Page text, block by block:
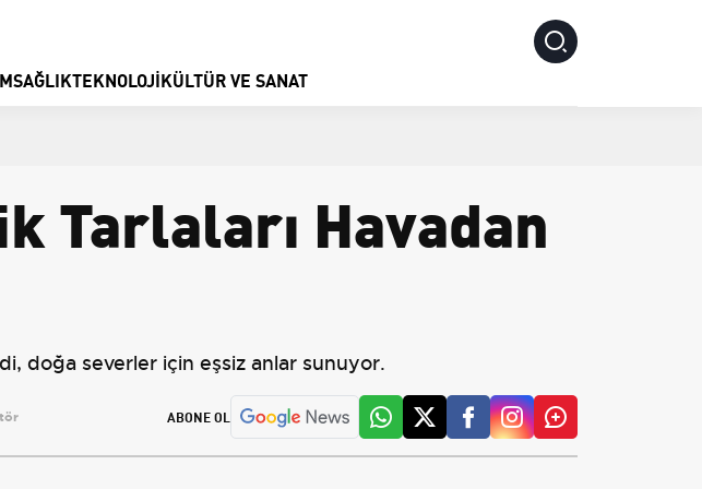
SAĞLIKTEKNOLOJIKÜLTÜR VE SANAT
Tarlaları Havadan
doğa severler için eşsiz anlar sunuyor.
ABONE OL